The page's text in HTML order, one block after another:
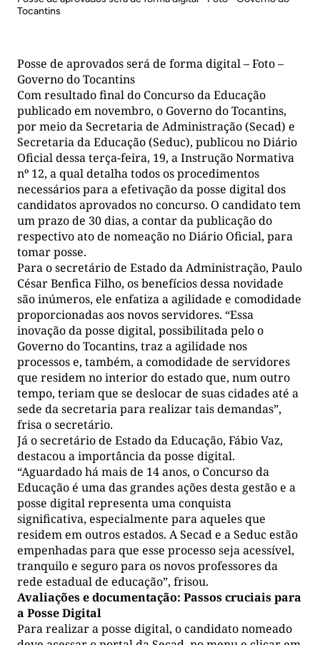
Tocantins
Posse de aprovados será de forma digital – Foto –
Governo do Tocantins
Com resultado final do Concurso da Educação
publicado em novembro, o Governo do Tocantins,
por meio da Secretaria de Administração (Secad) e
Secretaria da Educação (Seduc), publicou no Diário
Oficial dessa terça-feira, 19, a Instrução Normativa
nº 12, a qual detalha todos os procedimentos
necessários para a efetivação da posse digital dos
candidatos aprovados no concurso. O candidato tem
um prazo de 30 dias, a contar da publicação do
respectivo ato de nomeação no Diário Oficial, para
tomar posse.
Para o secretário de Estado da Administração, Paulo
César Benfica Filho, os benefícios dessa novidade
são inúmeros, ele enfatiza a agilidade e comodidade
proporcionadas aos novos servidores. “Essa
inovação da posse digital, possibilitada pelo o
Governo do Tocantins, traz a agilidade nos
processos e, também, a comodidade de servidores
que residem no interior do estado que, num outro
tempo, teriam que se deslocar de suas cidades até a
sede da secretaria para realizar tais demandas”,
frisa o secretário.
Já o secretário de Estado da Educação, Fábio Vaz,
destacou a importância da posse digital.
“Aguardado há mais de 14 anos, o Concurso da
Educação é uma das grandes ações desta gestão e a
posse digital representa uma conquista
significativa, especialmente para aqueles que
residem em outros estados. A Secad e a Seduc estão
empenhadas para que esse processo seja acessível,
tranquilo e seguro para os novos professores da
rede estadual de educação”, frisou.
Avaliações e documentação: Passos cruciais para
a Posse Digital
Para realizar a posse digital, o candidato nomeado